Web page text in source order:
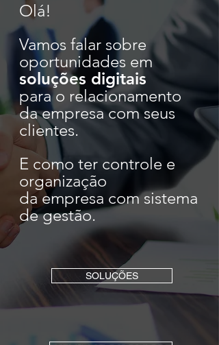
Olá!
Vamos falar sobre
oportunidades em
soluções digitais
para o relacionamento
da empresa com seus
clientes.
E como ter controle e
organização
da empresa com sistema
de gestão.
SOLUÇÕES